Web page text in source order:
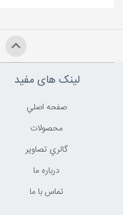
لینک های مفید
صفحه اصلي
محصولات
گالري تصاوير
درباره ما
تماس با ما